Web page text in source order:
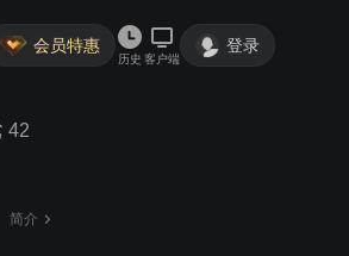
会员特惠
历史 客户端
登录
42
简介